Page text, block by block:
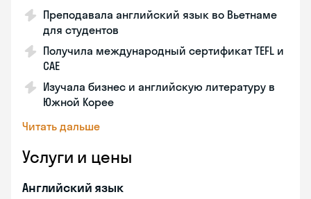
Преподавала английский язык во Вьетнаме
для студентов
Получила международный сертификат TEFL и
CAE
Изучала бизнес и английскую литературу в
Южной Корее
Читать дальше
Услуги и цены
Английский язык